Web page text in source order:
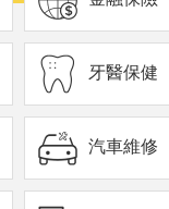
牙醫保健
汽車維修